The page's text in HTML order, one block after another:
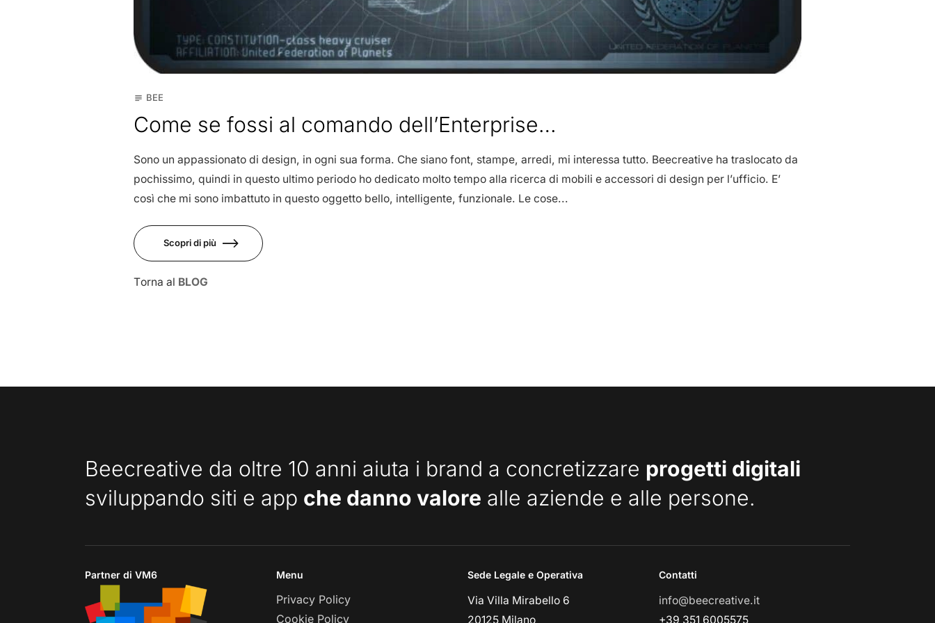
subject BEE
Come se fossi al comando dell’Enterprise…
Sono un appassionato di design, in ogni sua forma. Che siano font, stampe, arredi, mi interessa tutto. Beecreative ha traslocato da
pochissimo, quindi in questo ultimo periodo ho dedicato molto tempo alla ricerca di mobili e accessori di design per l’ufficio. E’
così che mi sono imbattuto in questo oggetto bello, intelligente, funzionale. Le cose...
Scopri di più
Torna al BLOG
Beecreative da oltre 10 anni aiuta i brand a concretizzare progetti digitali
sviluppando siti e app che danno valore alle aziende e alle persone.
Partner di VM6 Menu
Privacy Policy
Cookie Policy
Sede Legale e Operativa
Via Villa Mirabello 6
20125 Milano
Contatti
info@beecreative.it
+39 351 6005575